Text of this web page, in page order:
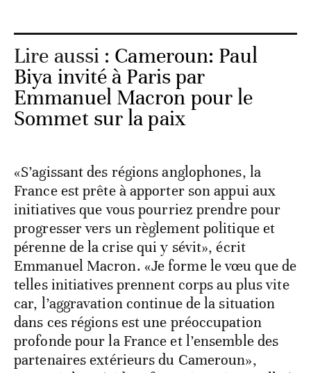
Lire aussi : Cameroun: Paul
Biya invité à Paris par
Emmanuel Macron pour le
Sommet sur la paix
«S’agissant des régions anglophones, la
France est prête à apporter son appui aux
initiatives que vous pourriez prendre pour
progresser vers un règlement politique et
pérenne de la crise qui y sévit», écrit
Emmanuel Macron. «Je forme le vœu que de
telles initiatives prennent corps au plus vite
car, l’aggravation continue de la situation
dans ces régions est une préoccupation
profonde pour la France et l’ensemble des
partenaires extérieurs du Cameroun»,